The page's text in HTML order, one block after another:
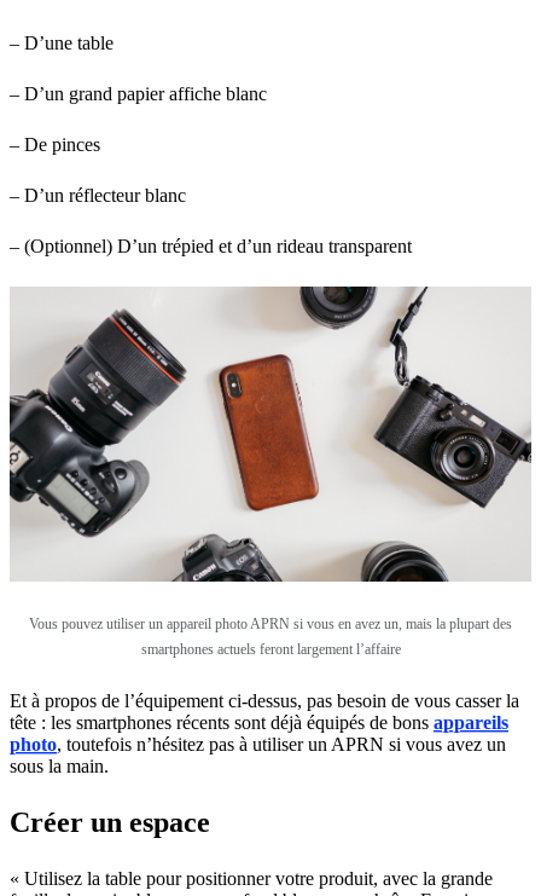
– D’une table
– D’un grand papier affiche blanc
– De pinces
– D’un réflecteur blanc
– (Optionnel) D’un trépied et d’un rideau transparent
Vous pouvez utiliser un appareil photo APRN si vous en avez un, mais la plupart des
smartphones actuels feront largement l’affaire
Et à propos de l’équipement ci-dessus, pas besoin de vous casser la
tête : les smartphones récents sont déjà équipés de bons appareils
photo, toutefois n’hésitez pas à utiliser un APRN si vous avez un
sous la main.
Créer un espace
« Utilisez la table pour positionner votre produit, avec la grande